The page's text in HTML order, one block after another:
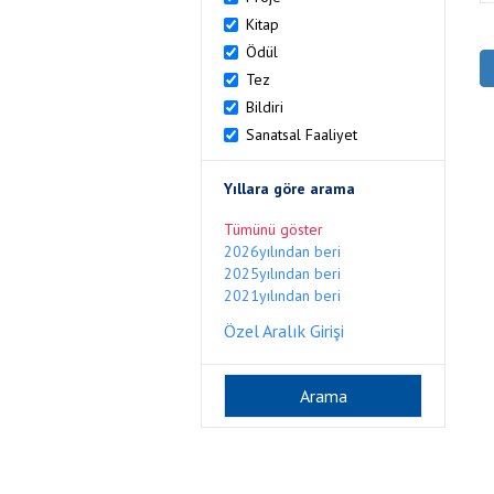
Kitap
Ödül
Tez
Bildiri
Sanatsal Faaliyet
Yıllara göre arama
Tümünü göster
2026yılından beri
2025yılından beri
2021yılından beri
Özel Aralık Girişi